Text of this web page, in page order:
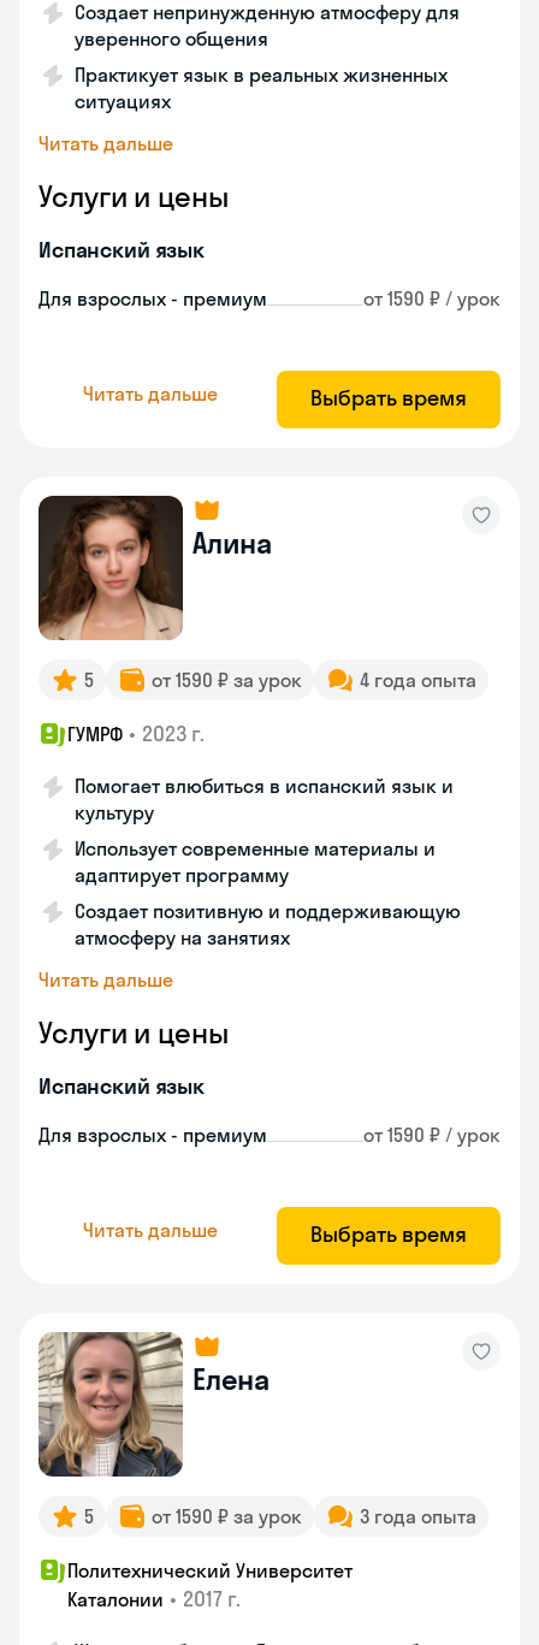
Создает непринужденную атмосферу для
уверенного общения
Практикует язык в реальных жизненных
ситуациях
Читать дальше
Услуги и цены
Испанский язык
Для взрослых - премиум от 1590 ₽ / урок
Читать дальше Выбрать время
Алина
5 от 1590 ₽ за урок 4 года опыта
ГУМРФ • 2023 г.
Помогает влюбиться в испанский язык и
культуру
Использует современные материалы и
адаптирует программу
Создает позитивную и поддерживающую
атмосферу на занятиях
Читать дальше
Услуги и цены
Испанский язык
Для взрослых - премиум от 1590 ₽ / урок
Читать дальше Выбрать время
Елена
5 от 1590 ₽ за урок 3 года опыта
Политехнический Университет
Каталонии • 2017 г.